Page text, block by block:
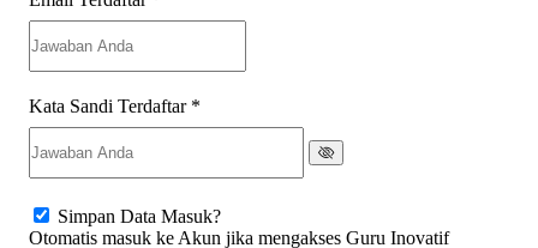
Kata Sandi Terdaftar *
Simpan Data Masuk?
Otomatis masuk ke Akun jika mengakses Guru Inovatif